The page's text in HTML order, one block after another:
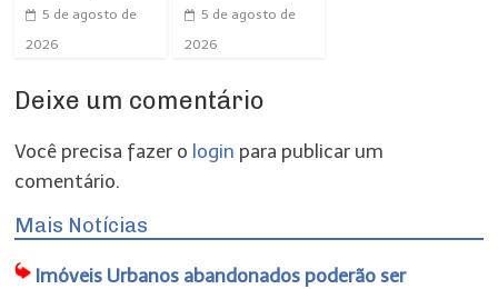
5 de agosto de
2026
5 de agosto de
2026
Deixe um comentário
Você precisa fazer o login para publicar um
comentário.
Mais Notícias
Imóveis Urbanos abandonados poderão ser